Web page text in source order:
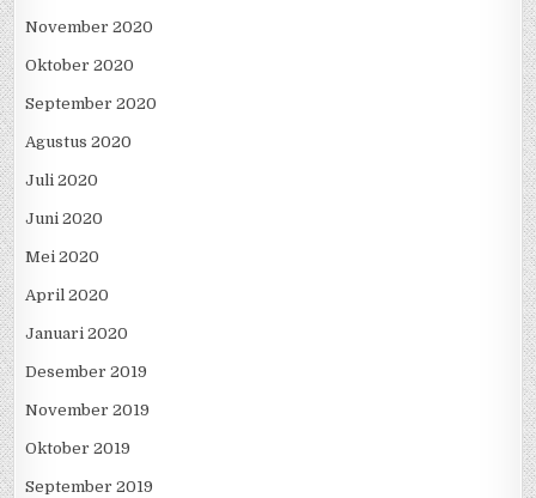
November 2020
Oktober 2020
September 2020
Agustus 2020
Juli 2020
Juni 2020
Mei 2020
April 2020
Januari 2020
Desember 2019
November 2019
Oktober 2019
September 2019